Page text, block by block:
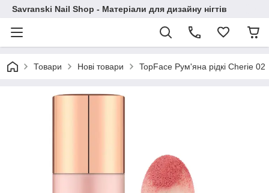
Savranski Nail Shop - Матеріали для дизайну нігтів
Товари Нові товари TopFace Рум'яна рідкі Cherie 02